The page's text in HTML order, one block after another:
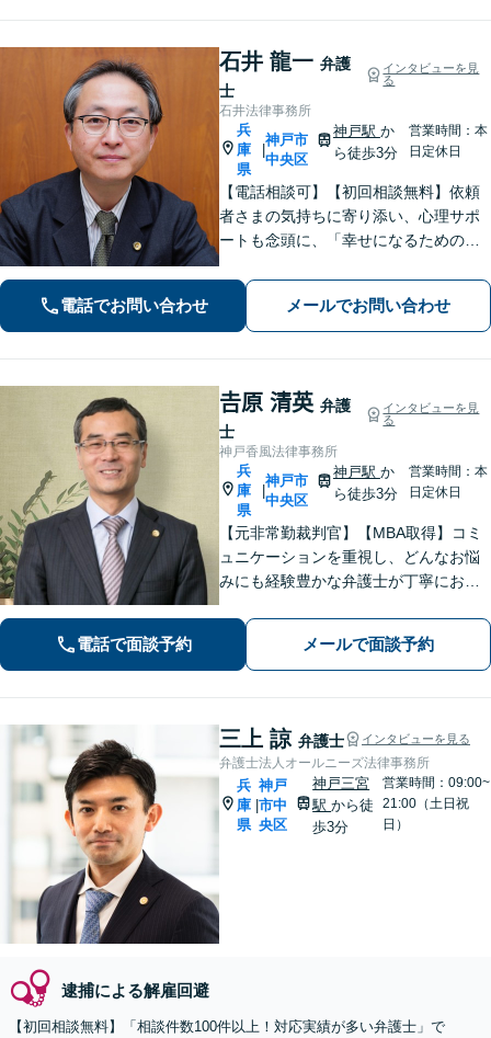
石井 龍一 弁護
士
インタビューを見
る
石井法律事務所
兵
庫
県
神戸市
中央区
神戸駅 か
ら徒歩3分
営業時間：本
日定休日
【電話相談可】【初回相談無料】依頼
者さまの気持ちに寄り添い、心理サポ
ートも念頭に、「幸せになるための解
相続トラブル／交通事故／借金問題な
ど、お困りごとは何でもご相談くださ
い【夜間・休日面談可】【神戸駅3分】
電話でお問い合わせ メールでお問い合わせ
𠮷原 清英 弁護
士
インタビューを見
る
神戸香風法律事務所
兵
庫
県
神戸市
中央区
神戸駅 か
ら徒歩3分
営業時間：本
日定休日
【元非常勤裁判官】【MBA取得】コミ
ュニケーションを重視し、どんなお悩
みにも経験豊かな弁護士が丁寧にお応
定規的ではなく、法律を用いて人間の
「感情」を、いかに解決に導くかを大
切にしています【神戸駅3分】
電話で面談予約 メールで面談予約
三上 諒 弁護士 インタビューを見る
弁護士法人オールニーズ法律事務所
兵
庫
県
神戸
市中
央区
神戸三宮
駅から徒
歩3分
営業時間：09:00~
21:00（土日祝
日）
逮捕による解雇回避
【初回相談無料】「相談件数100件以上！対応実績が多い弁護士」で